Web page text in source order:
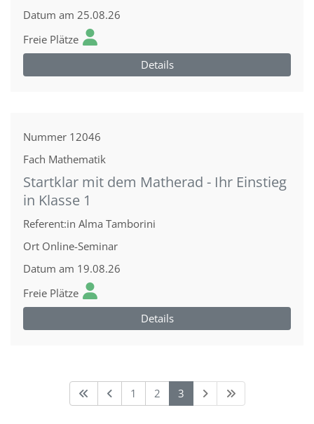
Datum am 25.08.26
Freie Plätze
Details
Nummer 12046
Fach Mathematik
Startklar mit dem Matherad - Ihr Einstieg
in Klasse 1
Referent:in Alma Tamborini
Ort Online-Seminar
Datum am 19.08.26
Freie Plätze
Details
1 2 3